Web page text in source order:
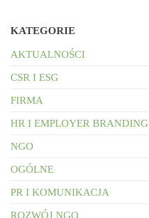
KATEGORIE
AKTUALNOŚCI
CSR I ESG
FIRMA
HR I EMPLOYER BRANDING
NGO
OGÓLNE
PR I KOMUNIKACJA
ROZWÓJ NGO